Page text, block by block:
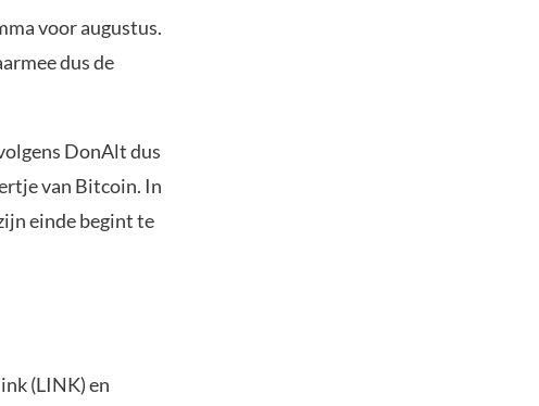
voor augustus.
dus de
DonAlt dus
van Bitcoin. In
einde begint te
(LINK) en